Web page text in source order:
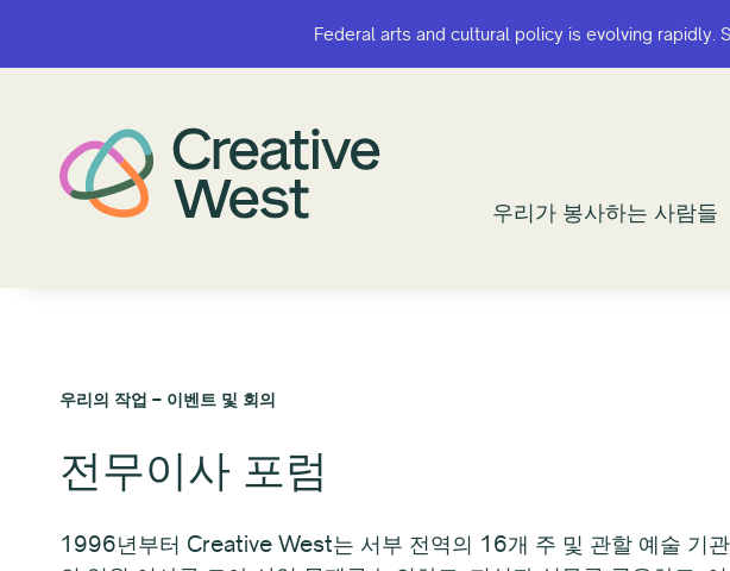
Federal arts and cultural policy is evolving rapidly.
우리가 봉사하는 사람들
Federal arts and cultural policy is evolving rapidly.
우리가 봉사하는 사람들
우리의 작업 – 이벤트 및 회의
전무이사 포럼
1996년부터 Creative West는 서부 전역의 16개 주 및 관할 예술 기관